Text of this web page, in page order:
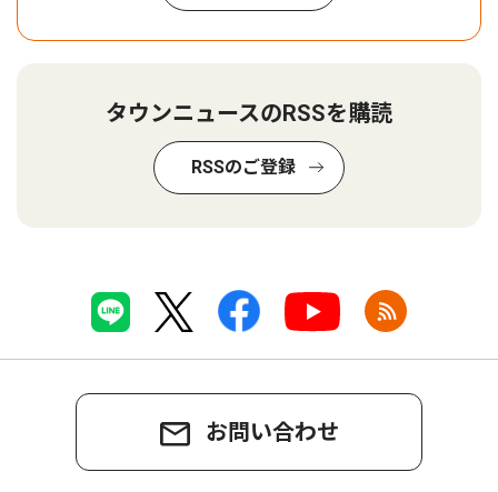
タウンニュースのRSSを購読
RSSのご登録
お問い合わせ